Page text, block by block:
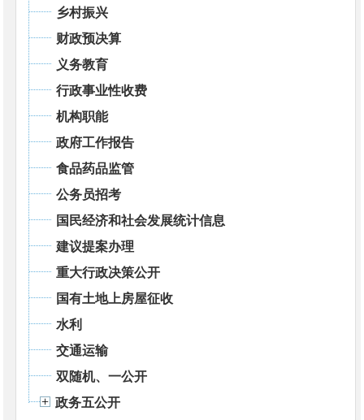
乡村振兴
财政预决算
义务教育
行政事业性收费
机构职能
政府工作报告
食品药品监管
公务员招考
国民经济和社会发展统计信息
建议提案办理
重大行政决策公开
国有土地上房屋征收
水利
交通运输
双随机、一公开
政务五公开